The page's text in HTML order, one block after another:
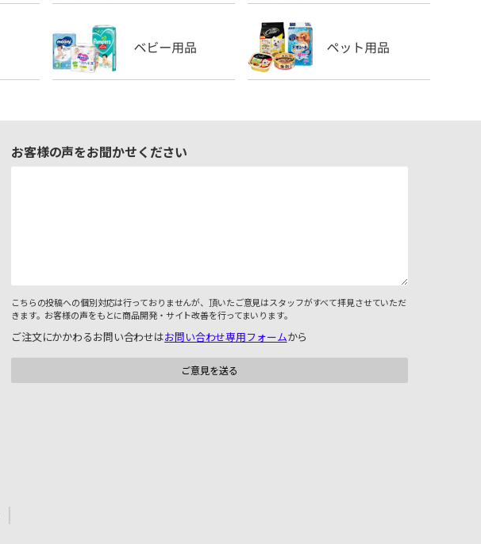
お客様の声をお聞かせください
こちらの投稿への個別対応は行っておりませんが、頂いたご意見はスタッフがすべて拝見させていただ
きます。お客様の声をもとに商品開発・サイト改善を行ってまいります。
ご注文にかかわるお問い合わせはお問い合わせ専用フォームから